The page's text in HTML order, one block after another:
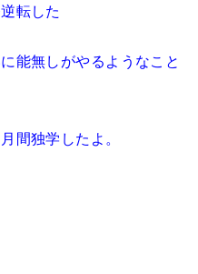
転した
能無しがやるようなこと
間独学したよ。